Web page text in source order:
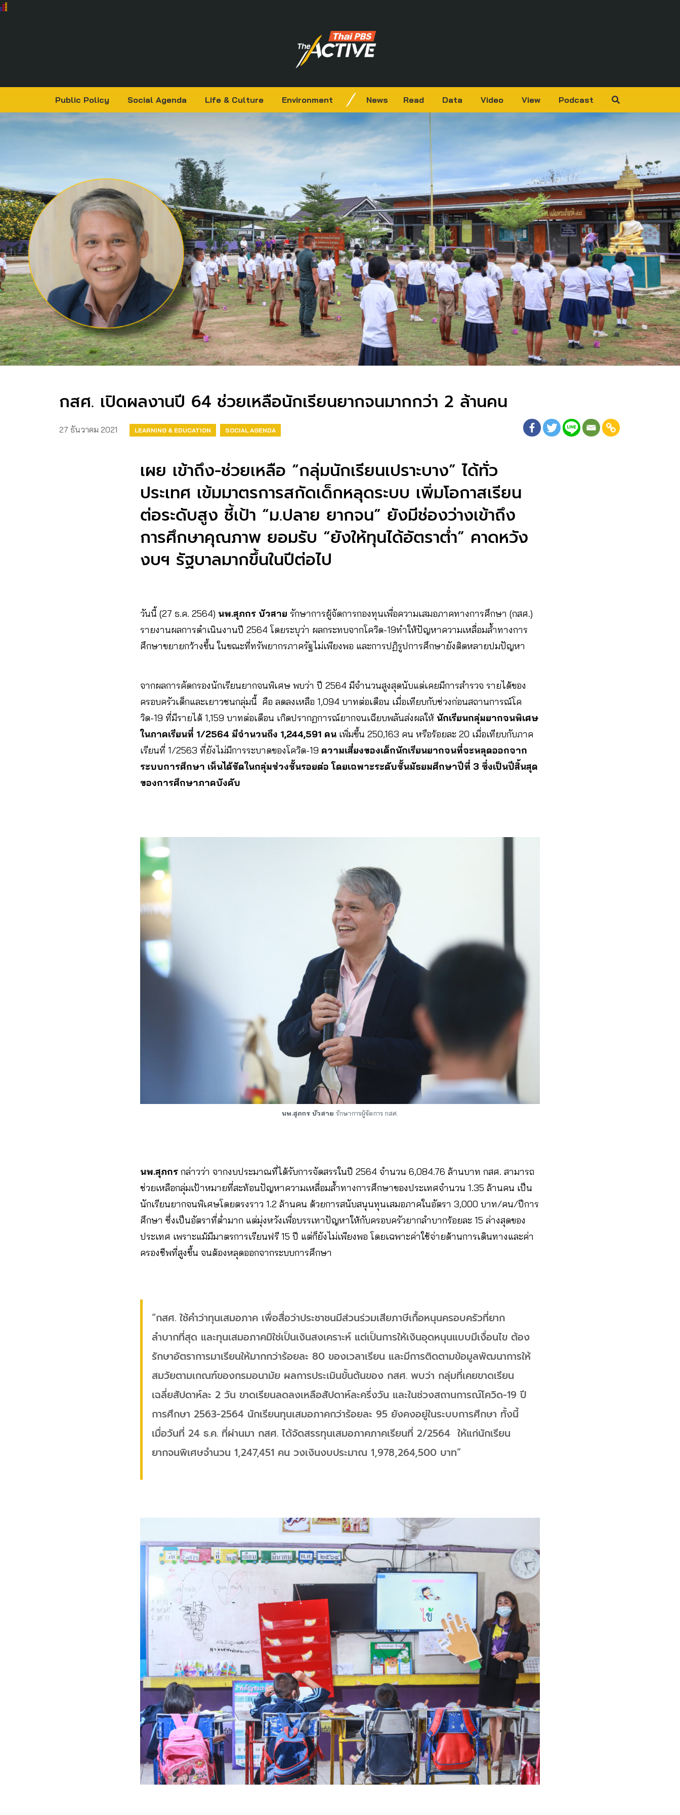
Public Policy Social Agenda Life & Culture Environment News Read Data Video View Podcast
กสศ. เปิดผลงานปี 64 ช่วยเหลือนักเรียนยากจนมากกว่า 2 ล้านคน
27 ธันวาคม 2021 LEARNING & EDUCATION SOCIAL AGENDA
เผย เข้าถึง-ช่วยเหลือ “กลุ่มนักเรียนเปราะบาง” ได้ทั่ว
ประเทศ เข้มมาตรการสกัดเด็กหลุดระบบ เพิ่มโอกาสเรียน
ต่อระดับสูง ชี้เป้า “ม.ปลาย ยากจน” ยังมีช่องว่างเข้าถึง
การศึกษาคุณภาพ ยอมรับ “ยังให้ทุนได้อัตราต่ำ” คาดหวัง
งบฯ รัฐบาลมากขึ้นในปีต่อไป
วันนี้ (27 ธ.ค. 2564) นพ.สุภกร บัวสาย รักษาการผู้จัดการกองทุนเพื่อความเสมอภาคทางการศึกษา (กสศ.)
รายงานผลการดำเนินงานปี 2564 โดยระบุว่า ผลกระทบจากโควิด-19ทําให้ปัญหาความเหลื่อมล้ำทางการ
ศึกษาขยายกว้างขึ้น ในขณะที่ทรัพยากรภาครัฐไม่เพียงพอ และการปฏิรูปการศึกษายังติดหลายปมปัญหา
จากผลการคัดกรองนักเรียนยากจนพิเศษ พบว่า ปี 2564 มีจำนวนสูงสุดนับแต่เคยมีการสำรวจ รายได้ของ
ครอบครัวเด็กและเยาวชนกลุ่มนี้ คือ ลดลงเหลือ 1,094 บาทต่อเดือน เมื่อเทียบกับช่วงก่อนสถานการณ์โค
วิด-19 ที่มีรายได้ 1,159 บาทต่อเดือน เกิดปรากฏการณ์ยากจนเฉียบพลันส่งผลให้ นักเรียนกลุ่มยากจนพิเศษ
ในภาคเรียนที่ 1/2564 มีจำนวนถึง 1,244,591 คน เพิ่มขึ้น 250,163 คน หรือร้อยละ 20 เมื่อเทียบกับภาค
เรียนที่ 1/2563 ที่ยังไม่มีการระบาดของโควิด-19 ความเสี่ยงของเด็กนักเรียนยากจนที่จะหลุดออกจาก
ระบบการศึกษา เห็นได้ชัดในกลุ่มช่วงชั้นรอยต่อ โดยเฉพาะระดับชั้นมัธยมศึกษาปีที่ 3 ซึ่งเป็นปีสิ้นสุด
ของการศึกษาภาคบังคับ
นพ.สุภกร บัวสาย รักษาการผู้จัดการ กสศ.
นพ.สุภกร กล่าวว่า จากงบประมาณที่ได้รับการจัดสรรในปี 2564 จำนวน 6,084.76 ล้านบาท กสศ. สามารถ
ช่วยเหลือกลุ่มเป้าหมายที่สะท้อนปัญหาความเหลื่อมล้ำทางการศึกษาของประเทศจำนวน 1.35 ล้านคน เป็น
นักเรียนยากจนพิเศษโดยตรงราว 1.2 ล้านคน ด้วยการสนับสนุนทุนเสมอภาคในอัตรา 3,000 บาท/คน/ปีการ
ศึกษา ซึ่งเป็นอัตราที่ต่ำมาก แต่มุ่งหวังเพื่อบรรเทาปัญหาให้กับครอบครัวยากลำบากร้อยละ 15 ล่างสุดของ
ประเทศ เพราะแม้มีมาตรการเรียนฟรี 15 ปี แต่ก็ยังไม่เพียงพอ โดยเฉพาะค่าใช้จ่ายด้านการเดินทางและค่า
ครองชีพที่สูงขึ้น จนต้องหลุดออกจากระบบการศึกษา
“กสศ. ใช้คำว่าทุนเสมอภาค เพื่อสื่อว่าประชาชนมีส่วนร่วมเสียภาษีเกื้อหนุนครอบครัวที่ยาก
ลำบากที่สุด และทุนเสมอภาคมิใช่เป็นเงินสงเคราะห์ แต่เป็นการให้เงินอุดหนุนแบบมีเงื่อนไข ต้อง
รักษาอัตราการมาเรียนให้มากกว่าร้อยละ 80 ของเวลาเรียน และมีการติดตามข้อมูลพัฒนาการให้
สมวัยตามเกณฑ์ของกรมอนามัย ผลการประเมินขั้นต้นของ กสศ. พบว่า กลุ่มที่เคยขาดเรียน
เฉลี่ยสัปดาห์ละ 2 วัน ขาดเรียนลดลงเหลือสัปดาห์ละครึ่งวัน และในช่วงสถานการณ์โควิด-19 ปี
การศึกษา 2563-2564 นักเรียนทุนเสมอภาคกว่าร้อยละ 95 ยังคงอยู่ในระบบการศึกษา ทั้งนี้
เมื่อวันที่ 24 ธ.ค. ที่ผ่านมา กสศ. ได้จัดสรรทุนเสมอภาคภาคเรียนที่ 2/2564 ให้แก่นักเรียน
ยากจนพิเศษจำนวน 1,247,451 คน วงเงินงบประมาณ 1,978,264,500 บาท”